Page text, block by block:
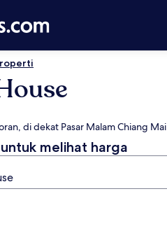
di dekat Pasar Malam Chiang Mai
melihat harga